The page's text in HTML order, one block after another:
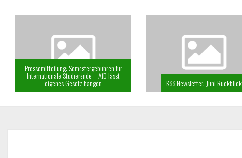
Pressemitteilung: Semestergebühren für
Internationale Studierende – AfD lässt
eigenes Gesetz hängen KSS Newsletter: Juni